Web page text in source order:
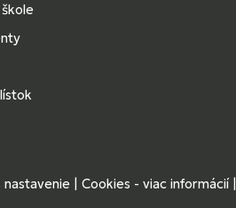
nastavenie | Cookies - viac informácií|